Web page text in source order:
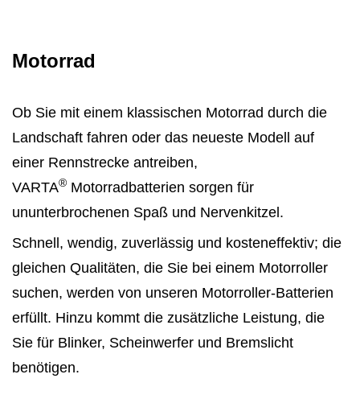
Motorrad
Ob Sie mit einem klassischen Motorrad durch die
Landschaft fahren oder das neueste Modell auf
einer Rennstrecke antreiben,
VARTA® Motorradbatterien sorgen für
ununterbrochenen Spaß und Nervenkitzel.
Schnell, wendig, zuverlässig und kosteneffektiv; die
gleichen Qualitäten, die Sie bei einem Motorroller
suchen, werden von unseren Motorroller-Batterien
erfüllt. Hinzu kommt die zusätzliche Leistung, die
Sie für Blinker, Scheinwerfer und Bremslicht
benötigen.